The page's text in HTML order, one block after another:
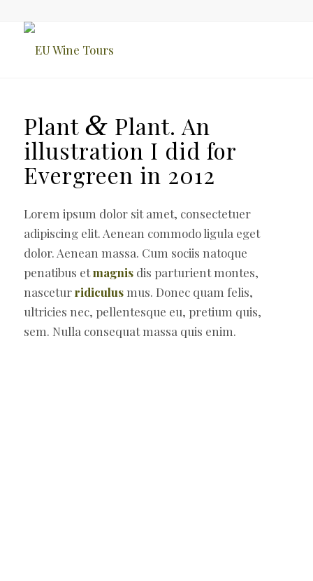
Plant & Plant. An
illustration I did for
Evergreen in 2012
Lorem ipsum dolor sit amet, consectetuer
adipiscing elit. Aenean commodo ligula eget
dolor. Aenean massa. Cum sociis natoque
penatibus etmagnisdis parturient montes,
nasceturridiculusmus. Donec quam felis,
ultricies nec, pellentesque eu, pretium quis,
sem. Nulla consequat massa quis enim.